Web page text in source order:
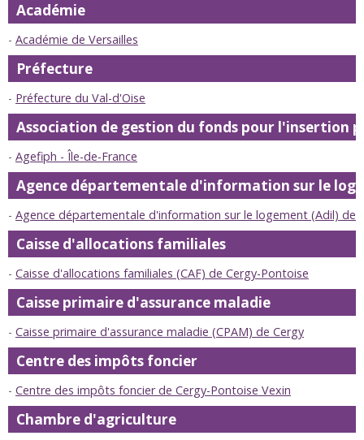
Académie
Académie de Versailles
Préfecture
Préfecture du Val-d'Oise
Association de gestion du fonds pour l'insertion
Agefiph - Île-de-France
Agence départementale d'information sur le
Agence départementale d'information sur le logement (Adil) de
Caisse d'allocations familiales
Caisse d'allocations familiales (CAF) de Cergy-Pontoise
Caisse primaire d'assurance maladie
Caisse primaire d'assurance maladie (CPAM) de Cergy
Centre des impôts foncier
Centre des impôts foncier de Cergy-Pontoise Vexin
Chambre d'agriculture